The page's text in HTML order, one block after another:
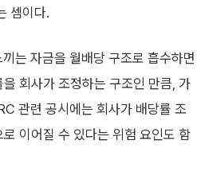
셈이다.
는 자금을 월배당 구조로 흡수하면
회사가 조정하는 구조인 만큼, 가
관련 공시에는 회사가 배당률 조
이어질 수 있다는 위험 요인도 함